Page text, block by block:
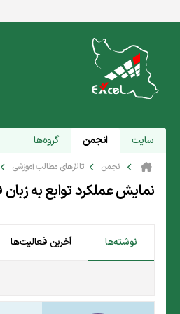
سایت انجمن گروه‌ها
انجمن تالارهای مطالب آموزشی
نمايش عملكرد توابع به
نوشته‌ها آخرین فعالیت‌ها